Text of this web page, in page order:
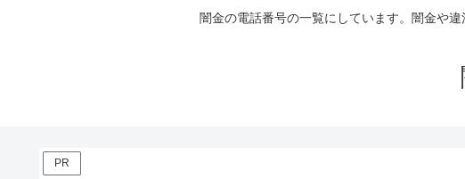
闇金の電話番号の一覧にしています。闇金や
PR